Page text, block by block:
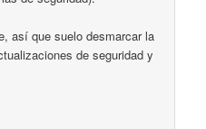
así que suelo desmarcar la
de seguridad y